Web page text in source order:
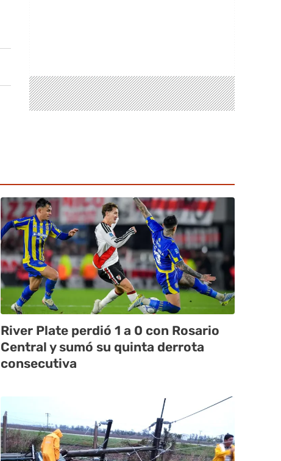
River Plate perdió 1 a 0 con Rosario
Central y sumó su quinta derrota
consecutiva